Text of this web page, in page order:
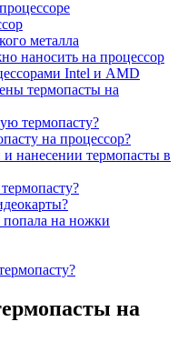
металла
наносить на процессор
Intel и AMD
термопасты на
термопасту?
на процессор?
нанесении термопасты в
попала на ножки
на